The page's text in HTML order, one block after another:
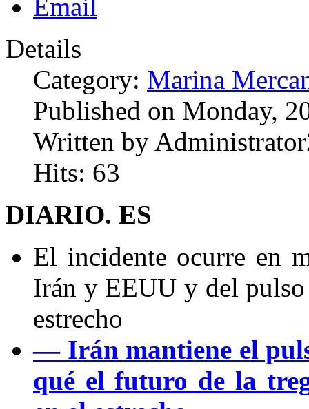
Details
Category: Marina
Published on Monday,
Written by
Hits: 63
DIARIO. ES
El incidente ocurre en
Irán y EEUU y del
estrecho
— Irán mantiene el
qué el futuro de la